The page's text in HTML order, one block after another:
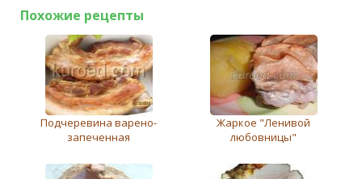
Похожие рецепты
Подчеревина варено-
запеченная
Жаркое "Ленивой
любовницы"